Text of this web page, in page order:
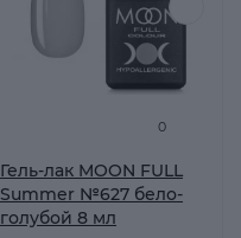
0
Гель-лак MOON FULL
Summer №627 бело-
голубой 8 мл